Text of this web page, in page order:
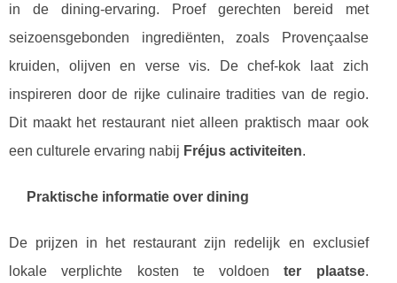
in de dining-ervaring. Proef gerechten bereid met
seizoensgebonden ingrediënten, zoals Provençaalse
kruiden, olijven en verse vis. De chef-kok laat zich
inspireren door de rijke culinaire tradities van de regio.
Dit maakt het restaurant niet alleen praktisch maar ook
een culturele ervaring nabij Fréjus activiteiten.
Praktische informatie over dining
De prijzen in het restaurant zijn redelijk en exclusief
lokale verplichte kosten te voldoenter plaatse.